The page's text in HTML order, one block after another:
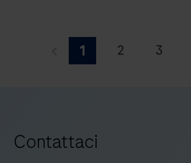
è
un
1 2 3
Contattaci